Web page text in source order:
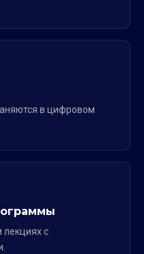
в цифровом
лекциях с